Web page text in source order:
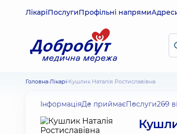
ЛікаріПослугиПрофільні напрями
Головна Лікарі Кушлик Наталія Ростиславівна
ІнформаціяДе приймаєПослуги269